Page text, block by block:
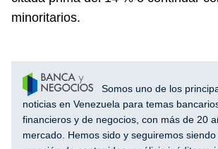
minoritarios.
Somos uno de los
noticias en Venezuela para temas
financieros y de negocios, con más de 20
mercado. Hemos sido y seguiremos